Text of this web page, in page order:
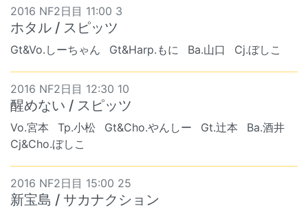
2016 NF2日目 11:00 3
ホタル / スピッツ
Gt&Vo.しーちゃん Gt&Harp.もに Ba.山口 Cj.ぼしこ
2016 NF2日目 12:30 10
醒めない / スピッツ
Vo.宮本 Tp.小松 Gt&Cho.やんしー Gt.辻本
Ba.酒井
Cj&Cho.ぼしこ
2016 NF2日目 15:00 25
新宝島 / サカナクション